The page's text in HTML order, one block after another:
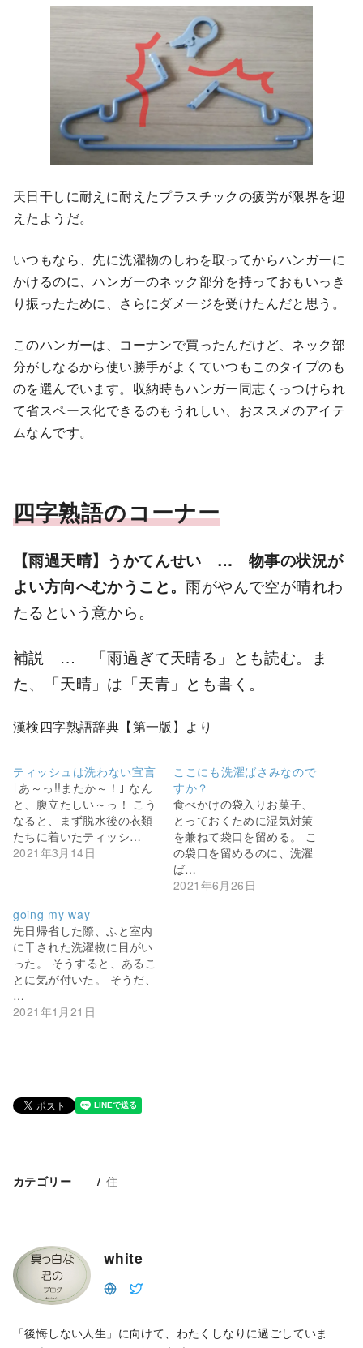
天日干しに耐えに耐えたプラスチックの疲労が限界を迎
えたようだ。
いつもなら、先に洗濯物のしわを取ってからハンガーに
かけるのに、ハンガーのネック部分を持っておもいっき
り振ったために、さらにダメージを受けたんだと思う。
このハンガーは、コーナンで買ったんだけど、ネック部
分がしなるから使い勝手がよくていつもこのタイプのも
のを選んでいます。収納時もハンガー同志くっつけられ
て省スペース化できるのもうれしい、おススメのアイテ
ムなんです。
四字熟語のコーナー
【雨過天晴】うかてんせい … 物事の状況が
よい方向へむかうこと。雨がやんで空が晴れわ
たるという意から。
補説 … 「雨過ぎて天晴る」とも読む。ま
た、「天晴」は「天青」とも書く。
漢検四字熟語辞典【第一版】より
ティッシュは洗わない宣言
｢あ～っ!!またか～！｣ なん
と、腹立たしい～っ！ こう
なると、まず脱水後の衣類
たちに着いたティッシ…
2021年3月14日
ここにも洗濯ばさみなので
すか？
食べかけの袋入りお菓子、
とっておくために湿気対策
を兼ねて袋口を留める。 こ
の袋口を留めるのに、洗濯
ば…
2021年6月26日
going my way
先日帰省した際、ふと室内
に干された洗濯物に目がい
った。 そうすると、あるこ
とに気が付いた。 そうだ、
…
2021年1月21日
カテゴリー 住
white
「後悔しない人生」に向けて、わたくしなりに過ごしていま